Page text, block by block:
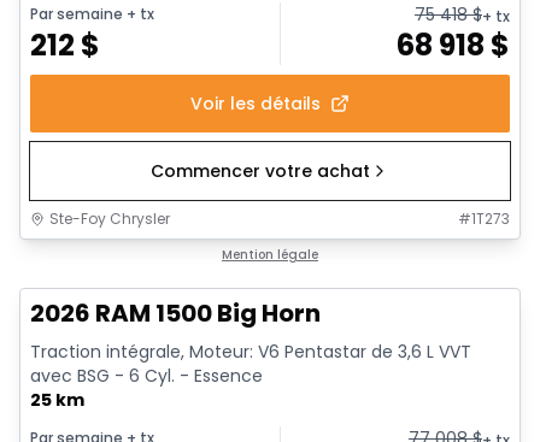
Par semaine + tx
212 $
75 418$+ tx
68 918 $
Voir les détails
Commencer votre achat
Ste-Foy Chrysler #1T273
Mention légale
2026 RAM 1500 Big Horn
Traction intégrale, Moteur: V6 Pentastar de 3,6 L VVT
avec BSG - 6 Cyl. - Essence
25 km